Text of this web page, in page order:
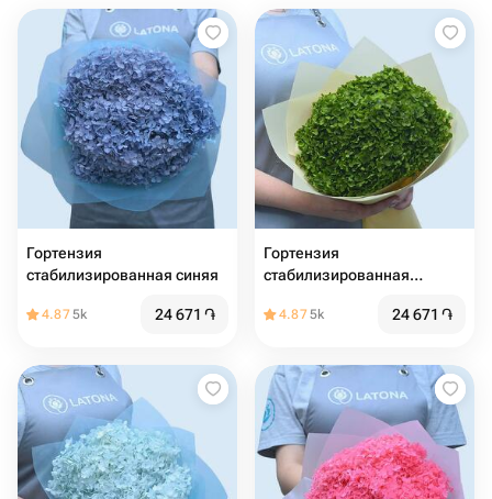
Гортензия
стабилизированная синяя
4.875k 24 671 ֏
Гортензия
стабилизированная
4.875k 24 671 ֏